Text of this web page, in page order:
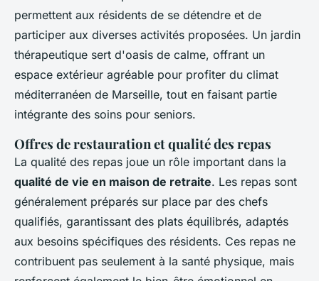
permettent aux résidents de se détendre et de
participer aux diverses activités proposées. Un jardin
thérapeutique sert d'oasis de calme, offrant un
espace extérieur agréable pour profiter du climat
méditerranéen de Marseille, tout en faisant partie
intégrante des soins pour seniors.
Offres de restauration et qualité des repas
La qualité des repas joue un rôle important dans la
qualité de vie en maison de retraite. Les repas sont
généralement préparés sur place par des chefs
qualifiés, garantissant des plats équilibrés, adaptés
aux besoins spécifiques des résidents. Ces repas ne
contribuent pas seulement à la santé physique, mais